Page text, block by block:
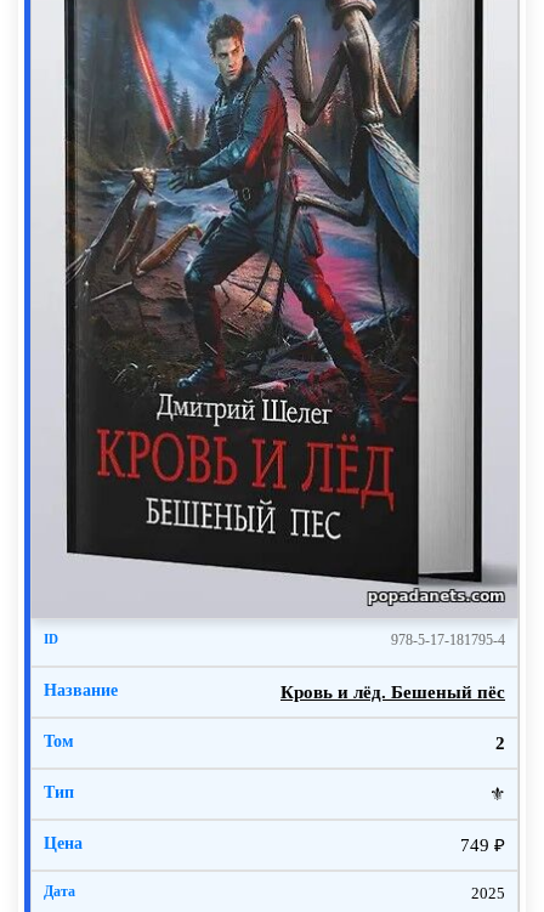
978-5-17-181795-4
Кровь и лёд. Бешеный пёс
2
⚜️
749 ₽
2025